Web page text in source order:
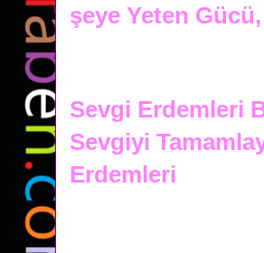
şeye Yeten
Sevgi Erdemleri
Sevgiyi
Erdemleri